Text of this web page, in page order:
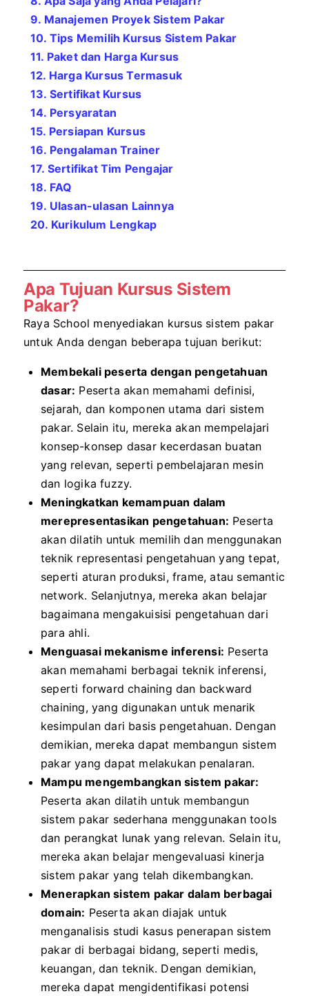
9. Manajemen Proyek Sistem Pakar
10. Tips Memilih Kursus Sistem Pakar
11. Paket dan Harga Kursus
12. Harga Kursus Termasuk
13. Sertifikat Kursus
14. Persyaratan
15. Persiapan Kursus
16. Pengalaman Trainer
17. Sertifikat Tim Pengajar
18. FAQ
19. Ulasan-ulasan Lainnya
20. Kurikulum Lengkap
Apa Tujuan Kursus Sistem
Pakar?
Raya School menyediakan kursus sistem pakar
untuk Anda dengan beberapa tujuan berikut:
Membekali peserta dengan pengetahuan
dasar: Peserta akan memahami definisi,
sejarah, dan komponen utama dari sistem
pakar. Selain itu, mereka akan mempelajari
konsep-konsep dasar kecerdasan buatan
yang relevan, seperti pembelajaran mesin
dan logika fuzzy.
Meningkatkan kemampuan dalam
merepresentasikan pengetahuan: Peserta
akan dilatih untuk memilih dan menggunakan
teknik representasi pengetahuan yang tepat,
seperti aturan produksi, frame, atau semantic
network. Selanjutnya, mereka akan belajar
bagaimana mengakuisisi pengetahuan dari
para ahli.
Menguasai mekanisme inferensi: Peserta
akan memahami berbagai teknik inferensi,
seperti forward chaining dan backward
chaining, yang digunakan untuk menarik
kesimpulan dari basis pengetahuan. Dengan
demikian, mereka dapat membangun sistem
pakar yang dapat melakukan penalaran.
Mampu mengembangkan sistem pakar:
Peserta akan dilatih untuk membangun
sistem pakar sederhana menggunakan tools
dan perangkat lunak yang relevan. Selain itu,
mereka akan belajar mengevaluasi kinerja
sistem pakar yang telah dikembangkan.
Menerapkan sistem pakar dalam berbagai
domain: Peserta akan diajak untuk
menganalisis studi kasus penerapan sistem
pakar di berbagai bidang, seperti medis,
keuangan, dan teknik. Dengan demikian,
mereka dapat mengidentifikasi potensi